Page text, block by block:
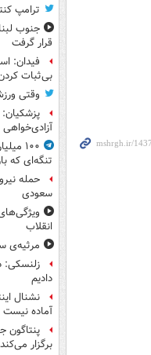
ترامپ
جنوب
قرار گرفت
فیدان:
بی‌ثبات
وقتی
آزادی‌خواهی
۱۰۰
تنگه‌ای که
حمله
سعودی
انقلاب
مرثیه‌ی
زلنسکی:
دادیم
نشنال
آماده نیست
پنتاگون
برگزار می‌کند